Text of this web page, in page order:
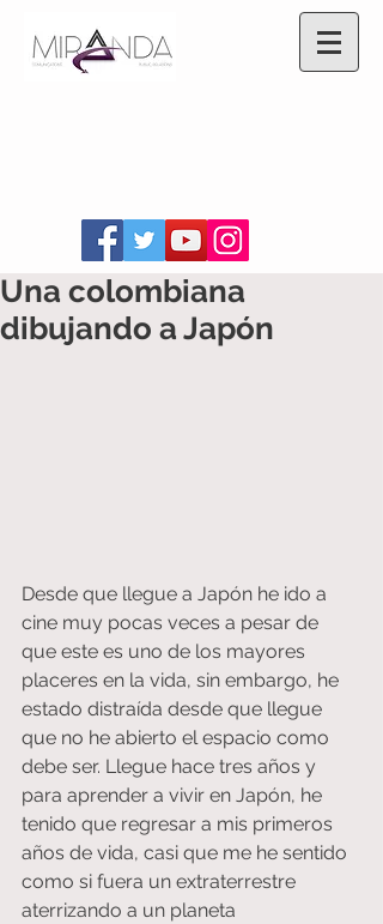
Una colombiana
dibujando a Japón
Desde que llegue a Japón he ido a
cine muy pocas veces a pesar de
que este es uno de los mayores
placeres en la vida, sin embargo, he
estado distraída desde que llegue
que no he abierto el espacio como
debe ser. Llegue hace tres años y
para aprender a vivir en Japón, he
tenido que regresar a mis primeros
años de vida, casi que me he sentido
como si fuera un extraterrestre
aterrizando a un planeta